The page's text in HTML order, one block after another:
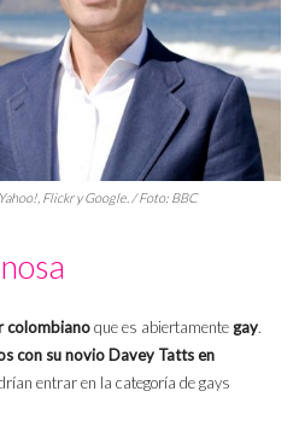
Flickr y Google. / Foto: BBC
colombianoque es abiertamentegay.
con su novio Davey Tatts en
entrar en la categoría de gays